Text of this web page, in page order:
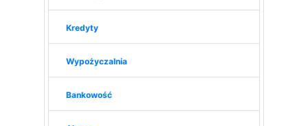
Kredyty
Wypożyczalnia
Bankowość